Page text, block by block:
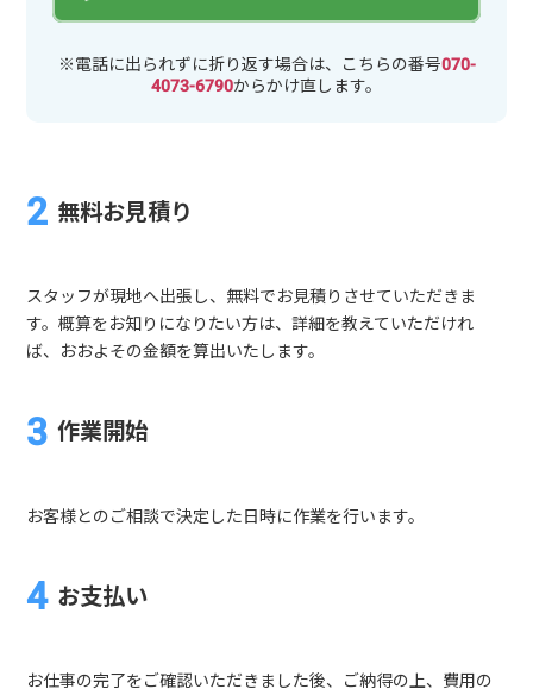
※電話に出られずに折り返す場合は、こちらの番号070-
4073-6790からかけ直します。
無料お見積り
スタッフが現地へ出張し、無料でお見積りさせていただきま
す。概算をお知りになりたい方は、詳細を教えていただけれ
ば、おおよその金額を算出いたします。
作業開始
お客様とのご相談で決定した日時に作業を行います。
お支払い
お仕事の完了をご確認いただきました後、ご納得の上、費用の